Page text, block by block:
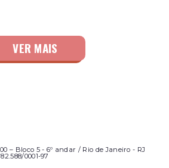
– Bloco 5 - 6º andar / Rio de Janeiro - RJ
0001-97